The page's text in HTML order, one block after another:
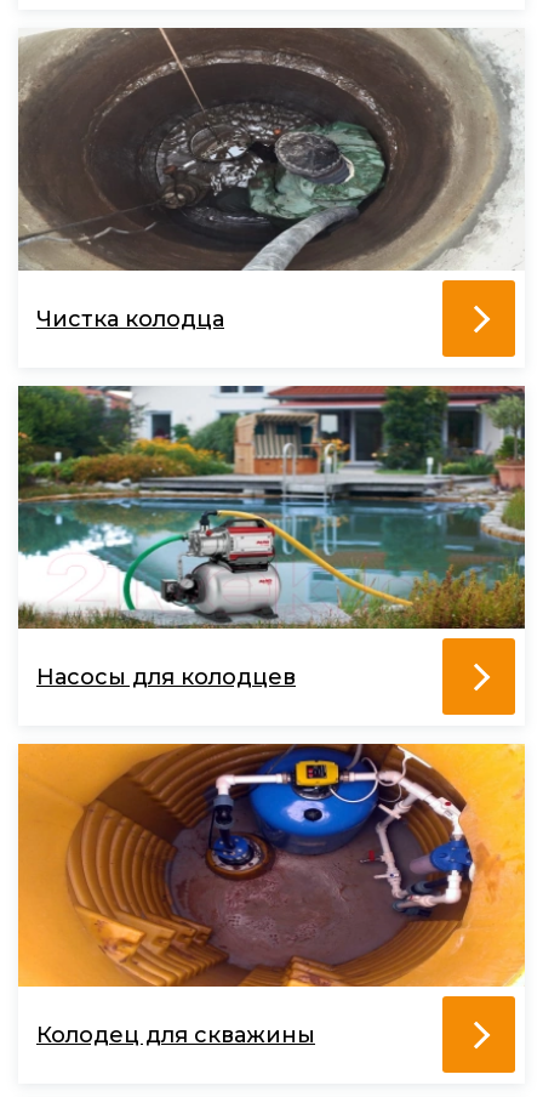
Чистка колодца
Насосы для колодцев
Колодец для скважины